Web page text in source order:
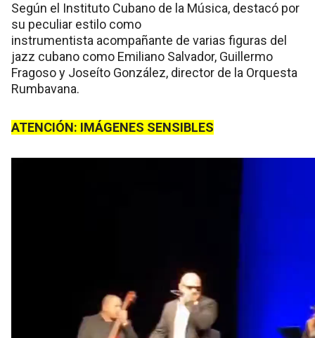
Según el Instituto Cubano de la Música, destacó por
su peculiar estilo como
instrumentista acompañante de varias figuras del
jazz cubano como Emiliano Salvador, Guillermo
Fragoso y Joseíto González, director de la Orquesta
Rumbavana.
ATENCIÓN: IMÁGENES SENSIBLES